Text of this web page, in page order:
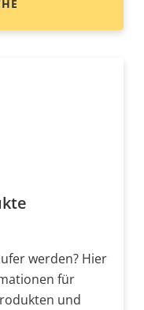
werden? Hier
für
und